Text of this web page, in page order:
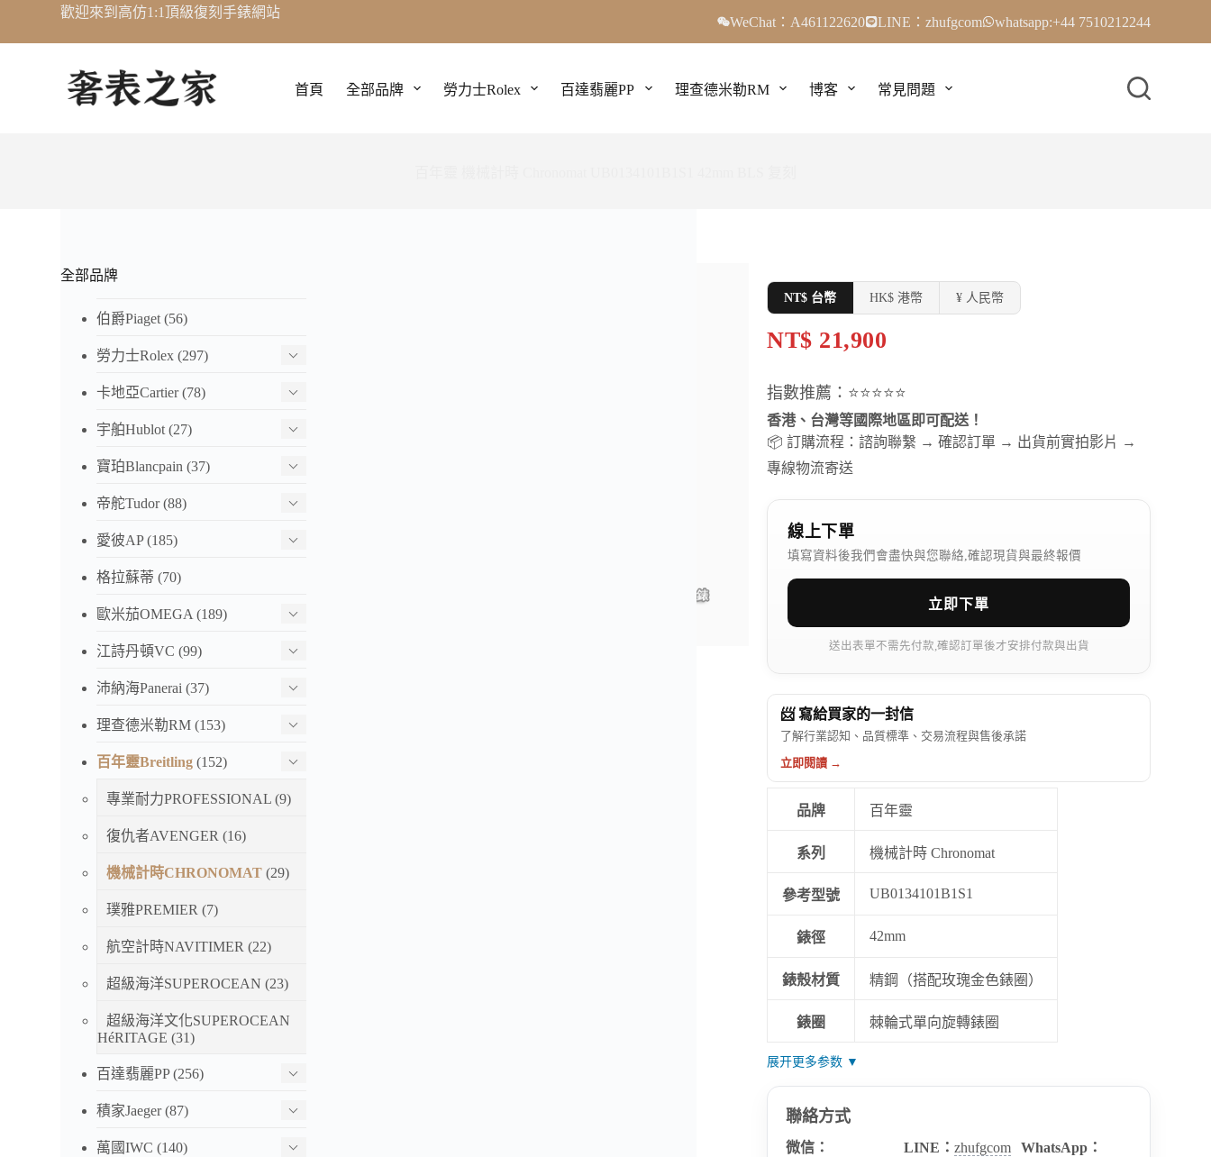
至
歡迎來到高仿1:1頂級復刻手錶網站
WeChat：A461122620 LINE：zhufgcom whatsapp:+44 7510212244
首頁 全部品牌 勞力士Rolex 百達翡麗PP 理查德米勒RM 博客 常見問題
NT$ 台幣 HK$ 港幣 ¥ 人民幣
NT$ 21,900
指數推薦：⭐⭐⭐⭐⭐
香港、台灣等國際地區即可配送！
📦 訂購流程：諮詢聯繫 → 確認訂單 → 出貨前實拍影片 →
專線物流寄送
線上下單
填寫資料後我們會盡快與您聯絡,確認現貨與最終報價
立即下單
送出表單不需先付款,確認訂單後才安排付款與出貨
📨 寫給買家的一封信
了解行業認知、品質標準、交易流程與售後承諾
立即閱讀 →
品牌 百年靈
系列 機械計時 Chronomat
參考型號 UB0134101B1S1
錶徑 42mm
錶殼材質 精鋼（搭配玫瑰金色錶圈）
錶圈 棘輪式單向旋轉錶圈
展开更多参数 ▼
聯絡方式
微信：
LINE： zhufgcom
WhatsApp：
全部品牌
伯爵Piaget (56)
勞力士Rolex (297)
卡地亞Cartier(78)
宇舶Hublot (27)
寶珀Blancpain (37)
帝舵Tudor(88)
愛彼AP(185)
格拉蘇蒂 (70)
歐米茄OMEGA (189)
江詩丹頓VC (99)
沛納海Panerai (37)
理查德米勒RM (153)
百年靈Breitling (152)
專業耐力PROFESSIONAL (9)
復仇者AVENGER (16)
機械計時CHRONOMAT (29)
璞雅PREMIER (7)
航空計時NAVITIMER (22)
超級海洋SUPEROCEAN (23)
超級海洋文化SUPEROCEAN
HéRITAGE (31)
百達翡麗PP(256)
積家Jaeger(87)
萬國IWC (140)